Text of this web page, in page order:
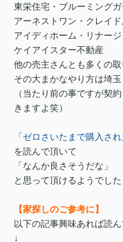
東栄住宅・ブルーミング
アーネストワン・クレイ
アイディホーム・リナージ
ケイアイスター不動産
他の売主さんとも多くの取
その大まかなやり方は埼
（当たり前の事ですが契
きますよ笑）
「ゼロさいたまで購入さ
を読んで頂いて
「なんか良さそうだな」
と思って頂けるようでし
【家探しのご参考に】
以下の記事興味あれば読ん
↓